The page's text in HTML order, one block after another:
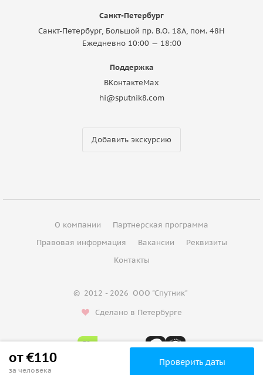
от €110
за человека
Проверить даты
Санкт-Петербург
Санкт-Петербург, Большой пр. В.О. 18A, пом. 48Н
Ежедневно 10:00 — 18:00
Поддержка
ВКонтактеMax
hi@sputnik8.com
Добавить экскурсию
О компании
Партнерская программа
Правовая информация
Вакансии
Реквизиты
Контакты
© 2012 - 2026 ООО "Спутник"
Сделано в Петербурге